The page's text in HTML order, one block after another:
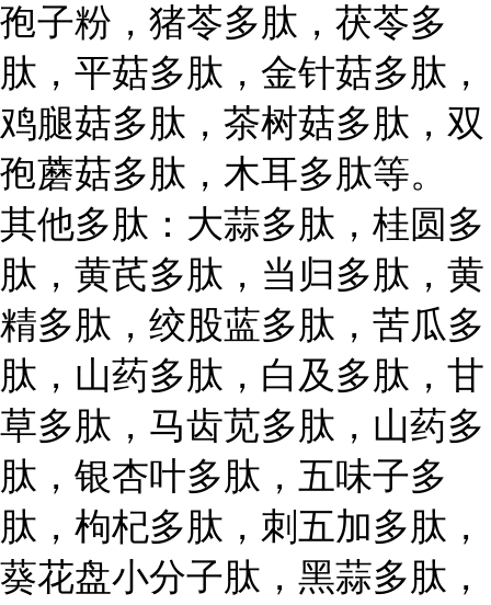
孢子粉，猪苓多肽，茯苓多
肽，平菇多肽，金针菇多肽，
鸡腿菇多肽，茶树菇多肽，双
孢蘑菇多肽，木耳多肽等。
其他多肽：大蒜多肽，桂圆多
肽，黄芪多肽，当归多肽，黄
精多肽，绞股蓝多肽，苦瓜多
肽，山药多肽，白及多肽，甘
草多肽，马齿苋多肽，山药多
肽，银杏叶多肽，五味子多
肽，枸杞多肽，刺五加多肽，
葵花盘小分子肽，黑蒜多肽，